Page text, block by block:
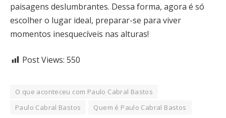
paisagens deslumbrantes. Dessa forma, agora é só
escolher o lugar ideal, preparar-se para viver
momentos inesquecíveis nas alturas!
Post Views: 550
O que aconteceu com Paulo Cabral Bastos
Paulo Cabral Bastos
Quem é Paulo Cabral Bastos